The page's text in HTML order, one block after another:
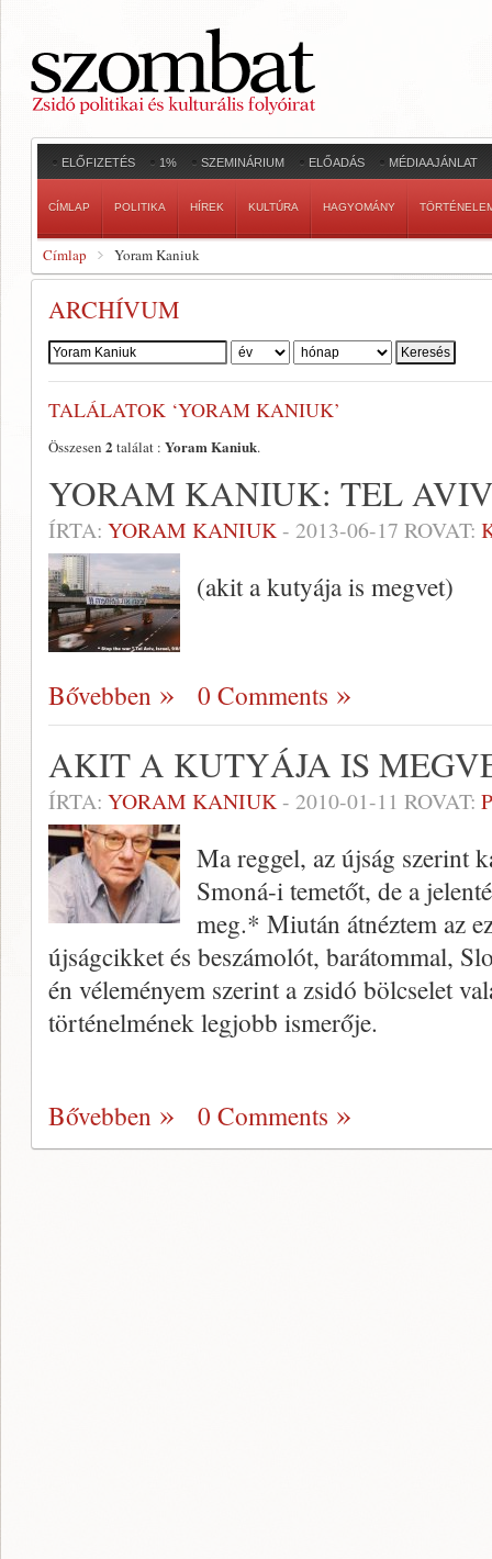
ELŐFIZETÉS 1% SZEMINÁRIUM ELŐADÁS MÉDIAAJÁNLAT
CÍMLAP POLITIKA HÍREK KULTÚRA HAGYOMÁNY
Címlap Yoram Kaniuk
ARCHÍVUM
Szerző:
TALÁLATOK ‘YORAM KANIUK’
Összesen 2 találat : Yoram Kaniuk.
YORAM KANIUK: TEL
ÍRTA: YORAM KANIUK- 2013-06-17 ROVAT:
(akit a kutyája is megvet)
Bővebben 0 Comments
AKIT A KUTYÁJA IS
ÍRTA: YORAM KANIUK- 2010-01-11 ROVAT:
Ma reggel, az újság szerint
Smoná-i temetőt, de a
meg.* Miután átnéztem az
újságcikket és beszámolót, barátommal,
én véleményem szerint a zsidó bölcselet
történelmének legjobb ismerője.
Bővebben 0 Comments